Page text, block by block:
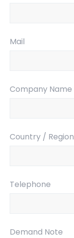
Mail
Company Name
Country / Region
Telephone
Demand Note